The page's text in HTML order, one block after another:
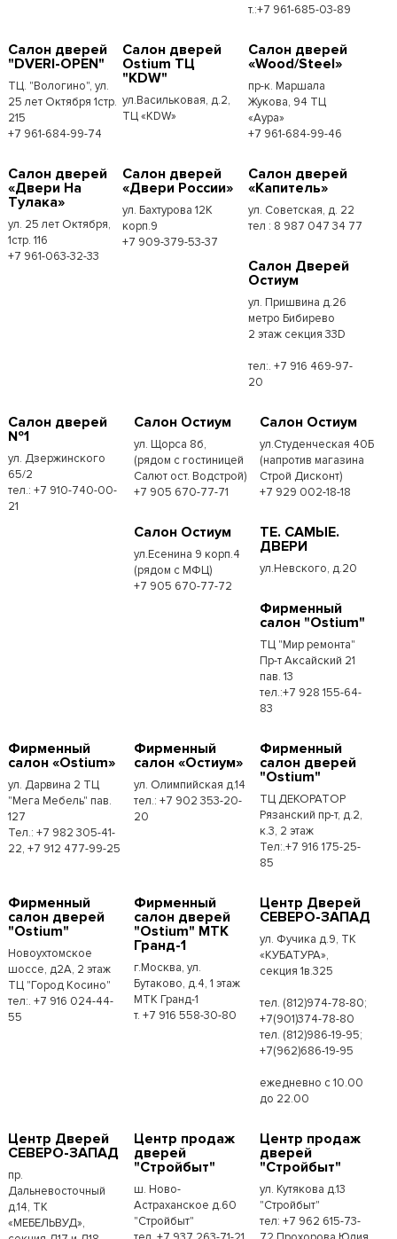
т.:+7 961-685-03-89
Салон дверей
"DVERI-OPEN"
ТЦ. "Вологино", ул.
25 лет Октября 1стр.
215
+7 961-684-99-74
Салон дверей
Ostium ТЦ
"KDW"
ул.Васильковая, д.2,
ТЦ «KDW»
Салон дверей
«Wood/Steel»
пр-к. Маршала
Жукова, 94 ТЦ
«Аура»
+7 961-684-99-46
Салон дверей
«Двери На
Тулака»
ул. 25 лет Октября,
1стр. 116
+7 961-063-32-33
Салон дверей
«Двери России»
ул. Бахтурова 12К
корп.9
+7 909-379-53-37
Салон дверей
«Капитель»
ул. Советская, д. 22
тел : 8 987 047 34 77
Салон Дверей
Остиум
ул. Пришвина д.26
метро Бибирево
2 этаж секция 33D
тел:. +7 916 469-97-
20
Салон дверей
№1
ул. Дзержинского
65/2
тел.: +7 910-740-00-
21
Салон Остиум
ул. Щорса 8б,
(рядом с гостиницей
Салют ост. Водстрой)
+7 905 670-77-71
Салон Остиум
ул.Студенческая 40Б
(напротив магазина
Строй Дисконт)
+7 929 002-18-18
Салон Остиум
ул.Есенина 9 корп.4
(рядом с МФЦ)
+7 905 670-77-72
ТЕ. САМЫЕ.
ДВЕРИ
ул.Невского, д.20
Фирменный
салон "Ostium"
ТЦ "Мир ремонта"
Пр-т Аксайский 21
пав. 13
тел.:+7 928 155-64-
83
Фирменный
салон «Ostium»
ул. Дарвина 2 ТЦ
"Мега Мебель" пав.
127
Тел.: +7 982 305-41-
22, +7 912 477-99-25
Фирменный
салон «Остиум»
ул. Олимпийская д.14
тел.: +7 902 353-20-
20
Фирменный
салон дверей
"Ostium"
ТЦ ДЕКОРАТОР
Рязанский пр-т, д.2,
к.3, 2 этаж
Тел:.+7 916 175-25-
85
Фирменный
салон дверей
"Ostium"
Новоухтомское
шоссе, д2А, 2 этаж
ТЦ "Город Косино"
тел:. +7 916 024-44-
55
Фирменный
салон дверей
"Ostium" МТК
Гранд-1
г.Москва, ул.
Бутаково, д.4, 1 этаж
МТК Гранд-1
т. +7 916 558-30-80
Центр Дверей
СЕВЕРО-ЗАПАД
ул. Фучика д.9, ТК
«КУБАТУРА»,
секция 1в.325
тел. (812)974-78-80;
+7(901)374-78-80
тел. (812)986-19-95;
+7(962)686-19-95
ежедневно с 10.00
до 22.00
Центр Дверей
СЕВЕРО-ЗАПАД
пр.
Дальневосточный
д.14, ТК
«МЕБЕЛЬВУД»,
Центр продаж
дверей
"Стройбыт"
ш. Ново-
Астраханское д.60
"Стройбыт"
Центр продаж
дверей
"Стройбыт"
ул. Кутякова д.13
"Стройбыт"
тел: +7 962 615-73-